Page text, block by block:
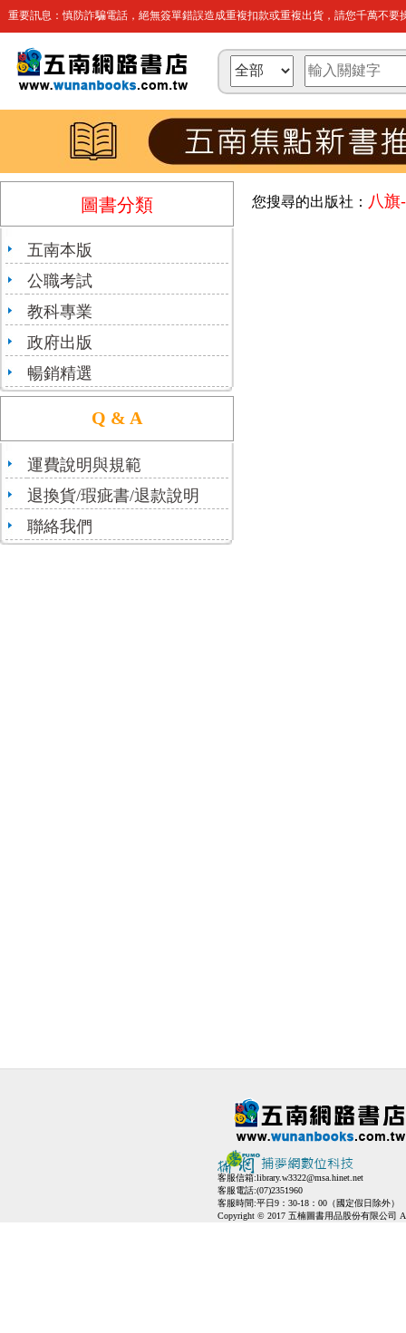
重要訊息：慎防詐騙電話，絕無簽單錯誤造成重複扣款或重複出貨，請您千萬不要
圖書分類
五南本版
公職考試
教科專業
政府出版
暢銷精選
Q & A
運費說明與規範
退換貨/瑕疵書/退款說明
聯絡我們
您搜尋的出版社： 八旗
客服信箱:library.w3322@msa.hinet.net
客服電話:(07)2351960
客服時間:平日9：30-18：00（國定假日除外）
Copyright © 2017 五楠圖書用品股份有限公司